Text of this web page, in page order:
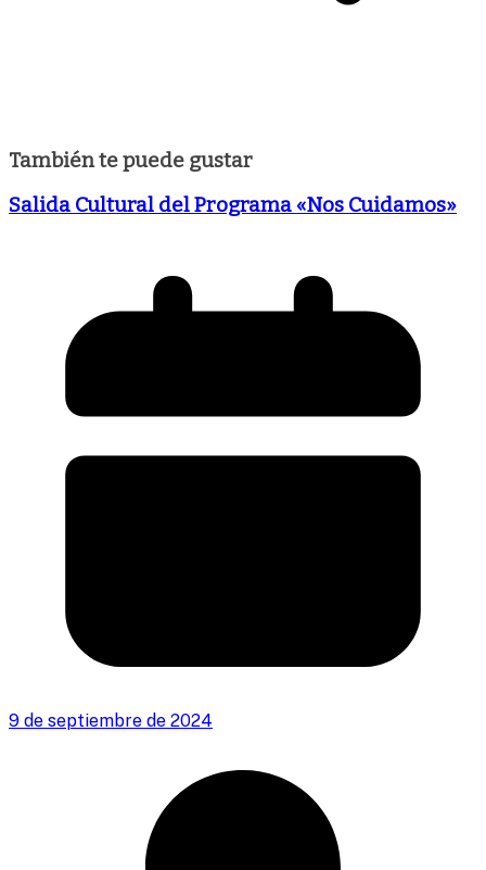
También te puede gustar
Salida Cultural del Programa «Nos Cuidamos»
9 de septiembre de 2024